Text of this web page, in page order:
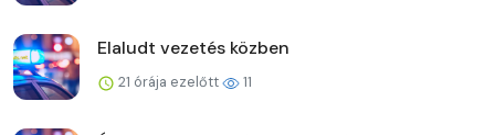
Elaludt vezetés közben
21 órája ezelőtt 11